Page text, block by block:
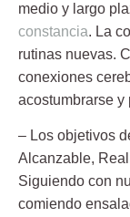
medio y largo
constancia. La
rutinas nuevas.
conexiones
acostumbrarse y
– Los objetivos
Alcanzable,
Siguiendo con
comiendo